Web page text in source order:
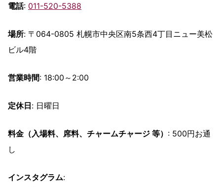
電話: 011-520-5388
場所: 〒064-0805 札幌市中央区南5条西4丁目ニュー美松
ビル4階
営業時間: 18:00～2:00
定休日: 日曜日
料金（入場料、席料、チャームチャージ 等） : 500円お通
し
インスタグラム: